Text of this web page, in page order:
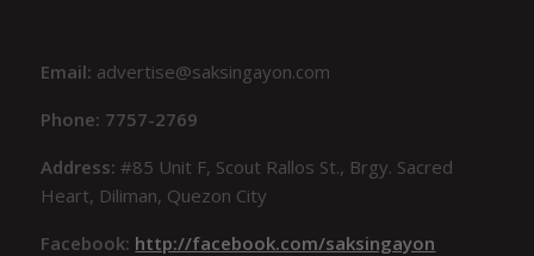
Email: advertise@saksingayon.com
Phone: 7757-2769
Address:#85 Unit F, Scout Rallos St., Brgy. Sacred
Heart, Diliman, Quezon City
Facebook: http://facebook.com/saksingayon